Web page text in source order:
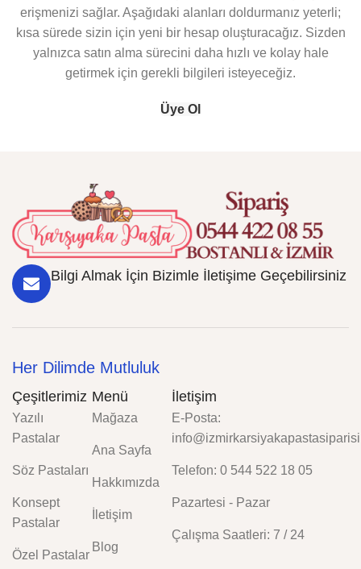
erişmenizi sağlar. Aşağıdaki alanları doldurmanız yeterli;
kısa sürede sizin için yeni bir hesap oluşturacağız. Sizden
yalnızca satın alma sürecini daha hızlı ve kolay hale
getirmek için gerekli bilgileri isteyeceğiz.
Üye Ol
Bilgi Almak İçin Bizimle İletişime Geçebilirsiniz
Her Dilimde Mutluluk
Çeşitlerimiz
Yazılı
Pastalar
Söz Pastaları
Konsept
Pastalar
Özel Pastalar
Menü
Mağaza
Ana Sayfa
Hakkımızda
İletişim
Blog
İletişim
E-Posta:
Telefon: 0 544 522 18 05
Pazartesi - Pazar
Çalışma Saatleri: 7 / 24